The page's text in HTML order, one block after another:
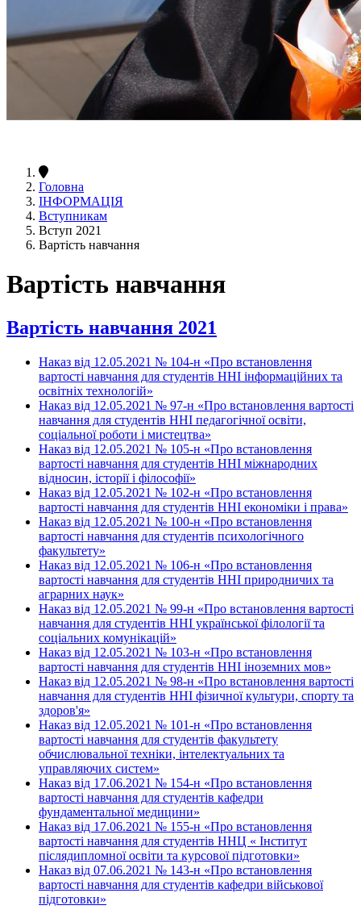
Головна
ІНФОРМАЦІЯ
Вступникам
Вступ 2021
Вартість навчання
Вартість навчання
Вартість навчання 2021
Наказ від 12.05.2021 № 104-н «Про встановлення
вартості навчання для студентів ННІ інформаційних та
освітніх технологій»
Наказ від 12.05.2021 № 97-н «Про встановлення вартості
навчання для студентів ННІ педагогічної освіти,
соціальної роботи і мистецтва»
Наказ від 12.05.2021 № 105-н «Про встановлення
вартості навчання для студентів ННІ міжнародних
відносин, історії і філософії»
Наказ від 12.05.2021 № 102-н «Про встановлення
вартості навчання для студентів ННІ економіки і права»
Наказ від 12.05.2021 № 100-н «Про встановлення
вартості навчання для студентів психологічного
факультету»
Наказ від 12.05.2021 № 106-н «Про встановлення
вартості навчання для студентів ННІ природничих та
аграрних наук»
Наказ від 12.05.2021 № 99-н «Про встановлення вартості
навчання для студентів ННІ української філології та
соціальних комунікацій»
Наказ від 12.05.2021 № 103-н «Про встановлення
вартості навчання для студентів ННІ іноземних мов»
Наказ від 12.05.2021 № 98-н «Про встановлення вартості
навчання для студентів ННІ фізичної культури, спорту та
здоров'я»
Наказ від 12.05.2021 № 101-н «Про встановлення
вартості навчання для студентів факультету
обчислювальної техніки, інтелектуальних та
управляючих систем»
Наказ від 17.06.2021 № 154-н «Про встановлення
вартості навчання для студентів кафедри
фундаментальної медицини»
Наказ від 17.06.2021 № 155-н «Про встановлення
вартості навчання для студентів ННЦ « Інститут
післядипломної освіти та курсової підготовки»
Наказ від 07.06.2021 № 143-н «Про встановлення
вартості навчання для студентів кафедри військової
підготовки»